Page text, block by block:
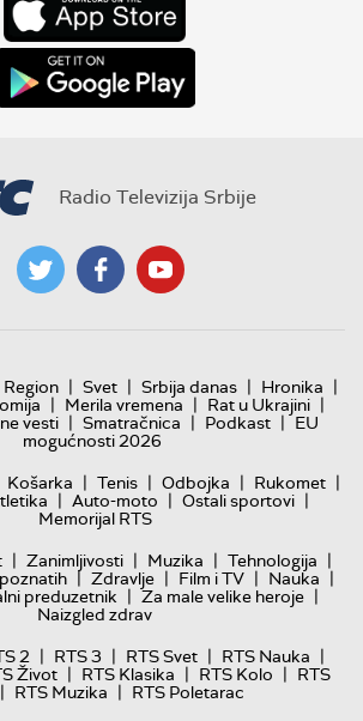
Radio Televizija Srbije
Region | Svet | Srbija danas | Hronika |
| Merila vremena | Rat u Ukrajini |
vesti | Smatračnica | Podkast | EU
mogućnosti 2026
Košarka | Tenis | Odbojka | Rukomet |
| Auto-moto | Ostali sportovi |
Memorijal RTS
| Zanimljivosti | Muzika | Tehnologija |
| Zdravlje | Film i TV | Nauka |
preduzetnik | Za male velike heroje |
Naizgled zdrav
2 | RTS 3 | RTS Svet | RTS Nauka |
Život | RTS Klasika | RTS Kolo | RTS
| RTS Muzika | RTS Poletarac